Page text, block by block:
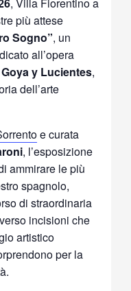
, Villa Fiorentino a
più attese
Sogno”, un
all’opera
y Lucientes,
dell’arte
e curata
, l’esposizione
ammirare le più
spagnolo,
di straordinaria
incisioni che
artistico
per la